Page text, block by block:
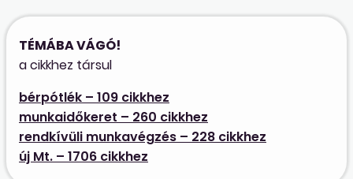
TÉMÁBA VÁGÓ!
a cikkhez társul
bérpótlék – 109 cikkhez
munkaidőkeret – 260 cikkhez
rendkívüli munkavégzés – 228 cikkhez
új Mt. – 1706 cikkhez